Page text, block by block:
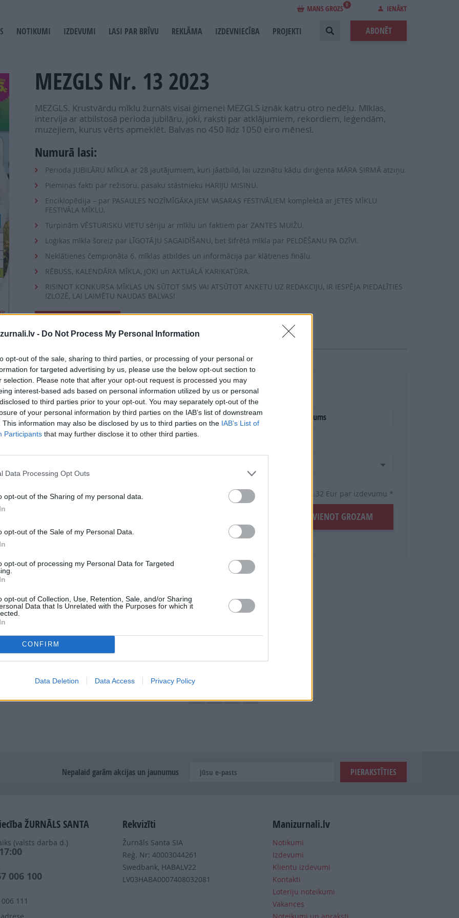
- Do Not Process My Personal Information
opt-out of the sale, sharing to third parties, or processing of your personal or
for targeted advertising by us, please use the below opt-out section to
selection. Please note that after your opt-out request is processed you may
interest-based ads based on personal information utilized by us or personal
to third parties prior to your opt-out. You may separately opt-out of the
of your personal information by third parties on the IAB’s list of downstream
This information may also be disclosed by us to third parties on the IAB’s List of
Participants that may further disclose it to other third parties.
Data Processing Opt Outs
opt-out of the Sharing of my personal data.
opt-out of the Sale of my Personal Data.
opt-out of processing my Personal Data for Targeted
opt-out of Collection, Use, Retention, Sale, and/or Sharing
Data that Is Unrelated with the Purposes for which it
CONFIRM
Data Deletion Data Access Privacy Policy
MANS GROZS 0 IENĀKT
NOTIKUMI IZDEVUMI LASI PAR BRĪVU REKLĀMA IZDEVNIECĪBA PROJEKTI ABONĒT
MEZGLS Nr. 13 2023
MEZGLS. Krustvārdu mīklu žurnāls visai ģimenei MEZGLS iznāk katru otro nedēļu. Mīklas,
intervija ar atbilstosā perioda jubilāru, joki, raksti par atklājumiem, rekordiem, leģendām,
muzejiem, kurus vērts apmeklēt. Balvas no 450 līdz 1050 eiro mēnesī.
Numurā lasi:
Perioda JUBILĀRU MĪKLA ar 28 jautājumiem, kuri jāatbild, lai uzzinātu kādu diriģenta MĀRA SIRMĀ atziņu.
Piemiņas fakti par režisoru, pasaku stāstnieku HARIJU MISIŅU.
Enciklopēdija – par PASAULES NOZĪMĪGĀKAJIEM VASARAS FESTIVĀLIEM komplektā ar JETES MĪKLU
FESTIVĀLA MĪKLU.
Turpinām VĒSTURISKU VIETU sēriju ar mīklu un faktiem par ZANTES MUIŽU.
Loģikas mīkla šoreiz par LĪGOTĀJU SAGAIDĪŠANU, bet šifrētā mīkla par PELDĒŠANU PA DZĪVI.
Neklātienes čempionāta 6. mīklas atbildes un informācija par klātienes finālu.
RĒBUSS, KALENDĀRA MĪKLA, JOKI un AKTUĀLĀ KARIKATŪRA.
RISINOT KONKURSA MĪKLAS UN SŪTOT SMS VAI ATSŪTOT ANKETU UZ REDAKCIJU, IR IESPĒJA PIEDALĪTIES
IZLOZĒ, LAI LAIMĒTU NAUDAS BALVAS!
Abonēt izdevumu
Drukāts izdevums E-izdevums
8 izdevumi / 2.32 Eur par izdevumu *
`
MEKLĒT
Nepalaid garām akcijas un jaunumus
ŽURNĀLS SANTA
(valsts darba d.)
006 100
111
Rekvizīti
Žurnāls Santa SIA
Reģ. Nr: 40003044261
Swedbank, HABALV22
LV03HABA0007408032081
Manizurnali.lv
Notikumi
Izdevumi
Klientu izdevumi
Kontakti
Loteriju noteikumi
Vakances